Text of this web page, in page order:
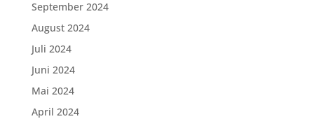
September 2024
August 2024
Juli 2024
Juni 2024
Mai 2024
April 2024